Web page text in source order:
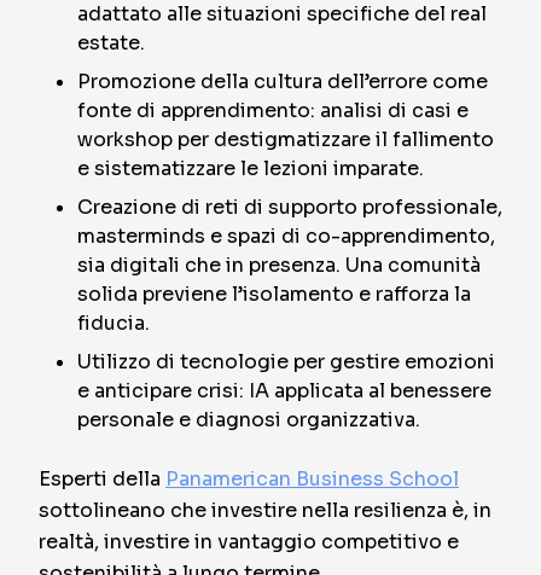
adattato alle situazioni specifiche del real
estate.
Promozione della cultura dell’errore come
fonte di apprendimento: analisi di casi e
workshop per destigmatizzare il fallimento
e sistematizzare le lezioni imparate.
Creazione di reti di supporto professionale,
masterminds e spazi di co-apprendimento,
sia digitali che in presenza. Una comunità
solida previene l’isolamento e rafforza la
fiducia.
Utilizzo di tecnologie per gestire emozioni
e anticipare crisi: IA applicata al benessere
personale e diagnosi organizzativa.
Esperti della Panamerican Business School
sottolineano che investire nella resilienza è, in
realtà, investire in vantaggio competitivo e